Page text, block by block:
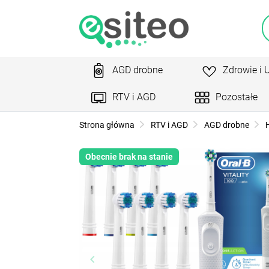
AGD drobne Zdrowie i
RTV i AGD Pozostałe
Strona główna RTV i AGD AGD drobne
Obecnie brak na stanie
Poprzedni
keyboard_arrow_left